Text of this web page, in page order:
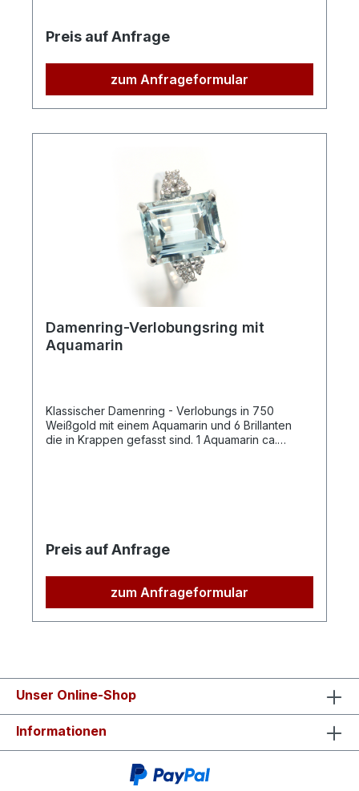
Preis auf Anfrage
zum Anfrageformular
Damenring-Verlobungsring mit
Aquamarin
Klassischer Damenring - Verlobungs in 750
Weißgold mit einem Aquamarin und 6 Brillanten
die in Krappen gefasst sind. 1 Aquamarin ca.
Preis auf Anfrage
zum Anfrageformular
Unser Online-Shop
Informationen